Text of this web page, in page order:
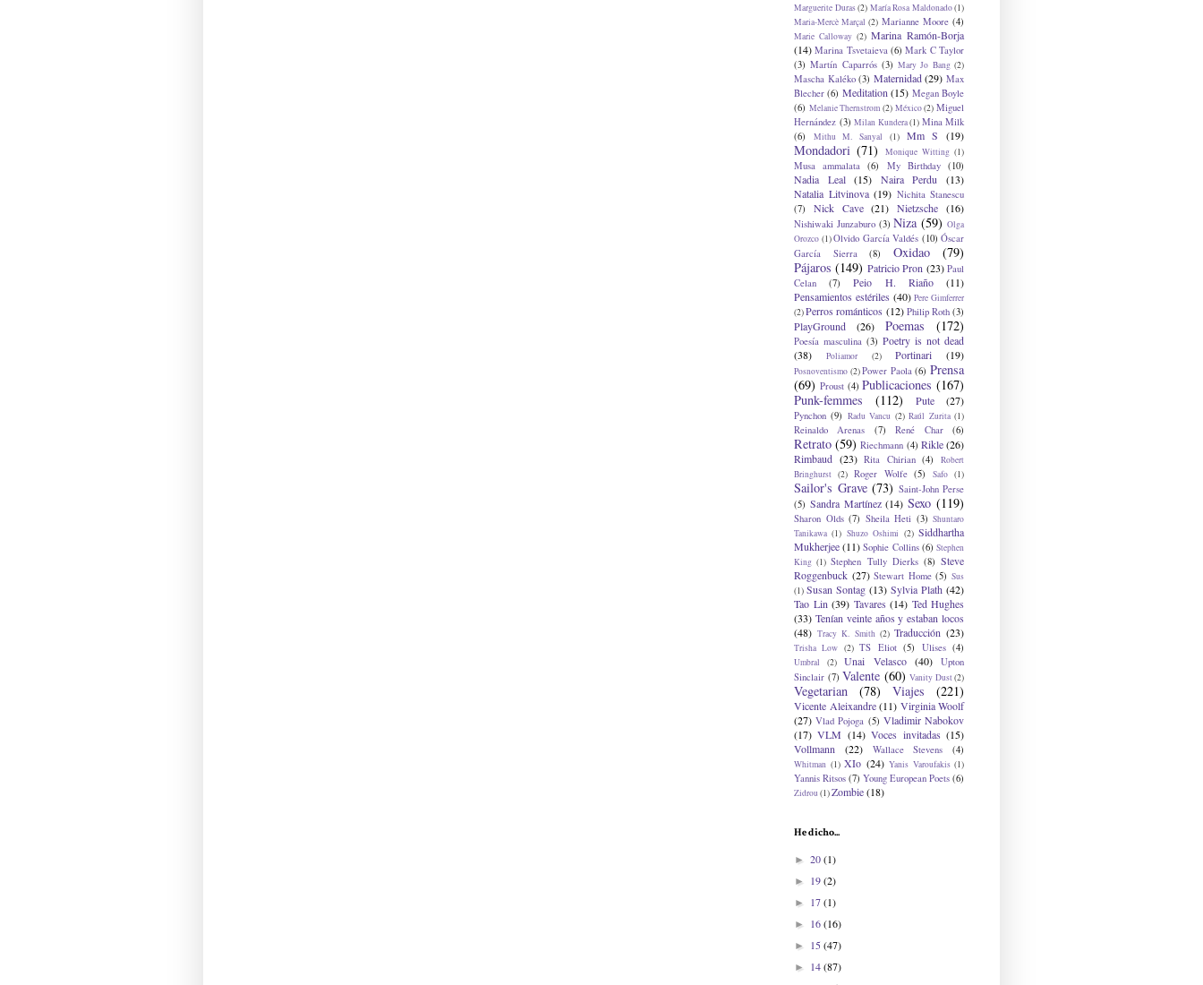
Marguerite Duras(2) María Rosa Maldonado(1)
Maria-Mercè Marçal (2) Marianne Moore (4)
Marie Calloway (2) Marina Ramón-Borja
(14) Marina Tsvetaieva (6) Mark C Taylor
(3) Martín Caparrós (3) Mary Jo Bang (2)
Mascha Kaléko (3) Maternidad (29) Max
Blecher (6) Meditation (15) Megan Boyle
(6) Melanie Thernstrom (2) México (2) Miguel
Hernández (3) Milan Kundera(1) Mina Milk
(6)
Mithu M. Sanyal (1) Mm S (19)
Mondadori (71) Monique Witting (1)
Musa ammalata (6) My Birthday (10)
Nadia Leal (15) Naira Perdu
(13)
Natalia Litvinova (19) Nichita Stanescu
(7)
Nick Cave (21) Nietzsche (16)
Nishiwaki Junzaburo (3) Niza (59) Olga
Orozco (1)Olvido García Valdés (10) Óscar
García Sierra
(8) Oxidao
(79)
Pájaros (149) Patricio Pron (23) Paul
Celan
(7) Peio H. Riaño
(11)
Pensamientos estériles (40) Pere Gimferrer
(2)Perros románticos (12) Philip Roth (3)
PlayGround (26) Poemas (172)
Poesía masculina (3) Poetry is not dead
(38)
Poliamor (2) Portinari (19)
Posnoventismo (2) Power Paola (6) Prensa
(69) Proust (4) Publicaciones (167)
Punk-femmes
(112) Pute (27)
Pynchon (9) Radu Vancu (2) Raúl Zurita (1)
Reinaldo Arenas (7) René Char (6)
Retrato (59) Riechmann (4) Rikle (26)
Rimbaud (23) Rita Chirian (4)
Robert
Bringhurst (2) Roger Wolfe (5) Safo (1)
Sailor's Grave (73) Saint-John Perse
(5) Sandra Martínez (14) Sexo (119)
Sharon Olds (7) Sheila Heti (3) Shuntaro
Tanikawa (1) Shuzo Oshimi (2) Siddhartha
Mukherjee (11) Sophie Collins (6) Stephen
King (1) Stephen Tully Dierks (8) Steve
Roggenbuck (27) Stewart Home (5) Sus
(1) Susan Sontag (13) Sylvia Plath (42)
Tao Lin (39) Tavares (14) Ted Hughes
(33) Tenían veinte años y estaban locos
(48) Tracy K. Smith (2) Traducción (23)
Trisha Low (2) TS Eliot (5) Ulises (4)
Umbral (2) Unai Velasco (40)
Upton
Sinclair (7) Valente (60) Vanity Dust(2)
Vegetarian (78) Viajes (221)
Vicente Aleixandre (11) Virginia Woolf
(27) Vlad Pojoga (5) Vladimir Nabokov
(17) VLM (14) Voces invitadas (15)
Vollmann
(22) Wallace Stevens (4)
Whitman (1) XIo (24) Yanis Varoufakis (1)
Yannis Ritsos (7) Young European Poets (6)
Zidrou(1)Zombie(18)
He dicho...
► 20(1)
► 19(2)
► 17(1)
► 16(16)
► 15(47)
► 14(87)